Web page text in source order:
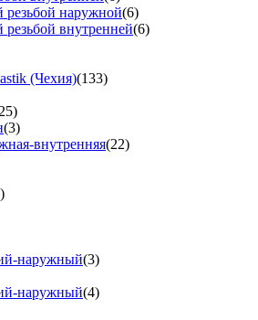
резьбой наружной(6)
резьбой внутренней(6)
(Чехия)(133)
(3)
внутренняя(22)
наружный(3)
наружный(4)